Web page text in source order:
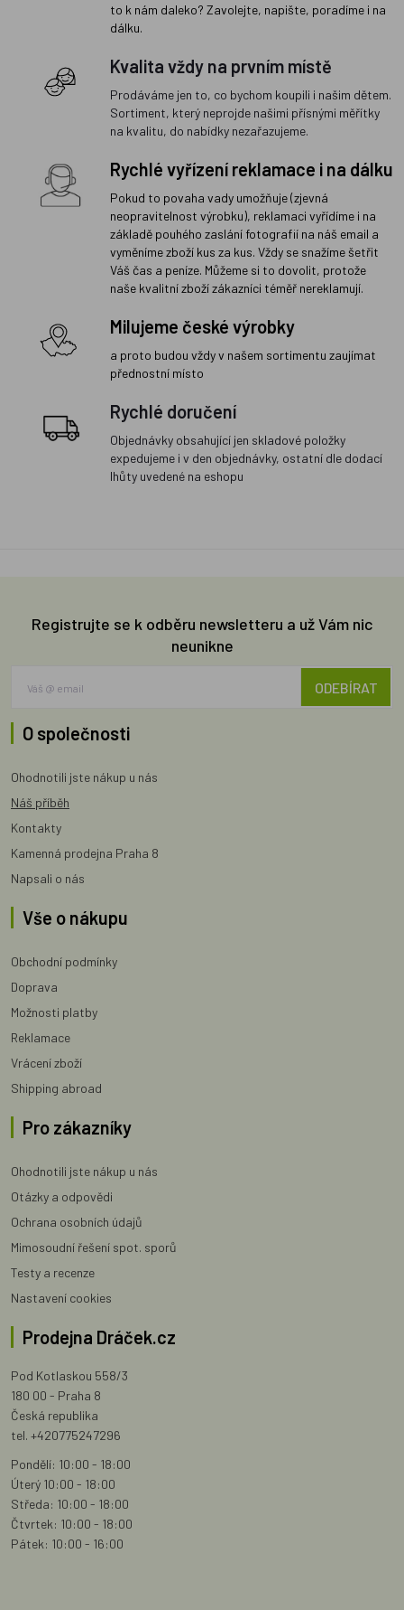
to k nám daleko? Zavolejte, napište, poradíme i na
dálku.
Kvalita vždy na prvním místě
Prodáváme jen to, co bychom koupili i našim dětem.
Sortiment, který neprojde našimi přísnými měřítky
na kvalitu, do nabídky nezařazujeme.
Rychlé vyřízení reklamace i na dálku
Pokud to povaha vady umožňuje (zjevná
neopravitelnost výrobku), reklamaci vyřídíme i na
základě pouhého zaslání fotografií na náš email a
vyměníme zboží kus za kus. Vždy se snažíme šetřit
Váš čas a peníze. Můžeme si to dovolit, protože
naše kvalitní zboží zákazníci téměř nereklamují.
Milujeme české výrobky
a proto budou vždy v našem sortimentu zaujímat
přednostní místo
Rychlé doručení
Objednávky obsahující jen skladové položky
expedujeme i v den objednávky, ostatní dle dodací
lhůty uvedené na eshopu
Registrujte se k odběru newsletteru a už Vám nic
neunikne
ODEBÍRAT
O společnosti
Ohodnotili jste nákup u nás
Náš příběh
Kontakty
Kamenná prodejna Praha 8
Napsali o nás
Vše o nákupu
Obchodní podmínky
Doprava
Možnosti platby
Reklamace
Vrácení zboží
Shipping abroad
Pro zákazníky
Ohodnotili jste nákup u nás
Otázky a odpovědi
Ochrana osobních údajů
Mimosoudní řešení spot. sporů
Testy a recenze
Nastavení cookies
Prodejna Dráček.cz
Pod Kotlaskou 558/3
180 00 - Praha 8
Česká republika
tel. +420775247296
Pondělí: 10:00 - 18:00
Úterý 10:00 - 18:00
Středa: 10:00 - 18:00
Čtvrtek: 10:00 - 18:00
Pátek: 10:00 - 16:00